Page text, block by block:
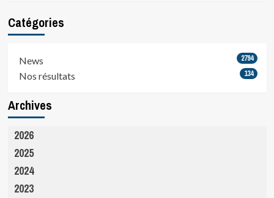
Catégories
News 2794
Nos résultats 134
Archives
2026
2025
2024
2023